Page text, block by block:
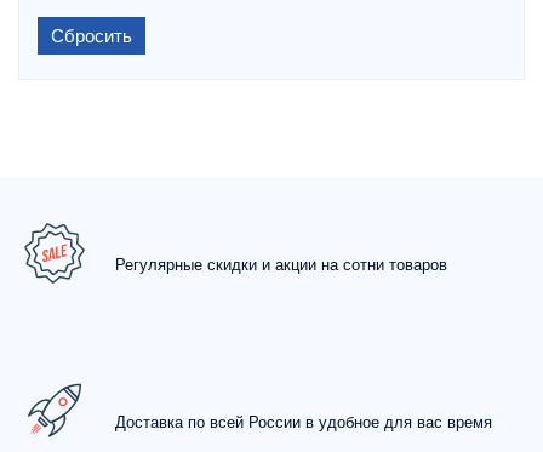
Сбросить
Регулярные скидки и акции на сотни товаров
Доставка по всей России в удобное для вас время